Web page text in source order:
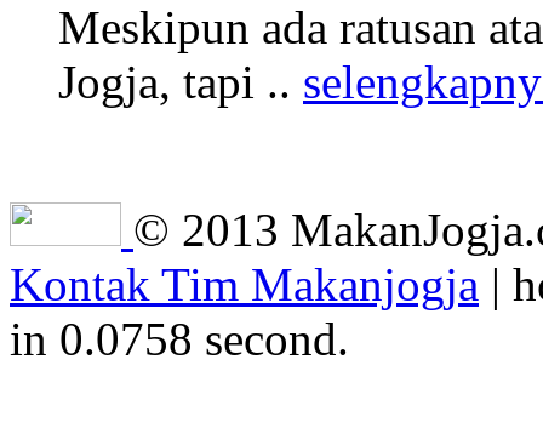
Meskipun ada ratusan
Jogja, tapi ..
© 2013
Kontak Tim Makanjogja |
in 0.0758 second.